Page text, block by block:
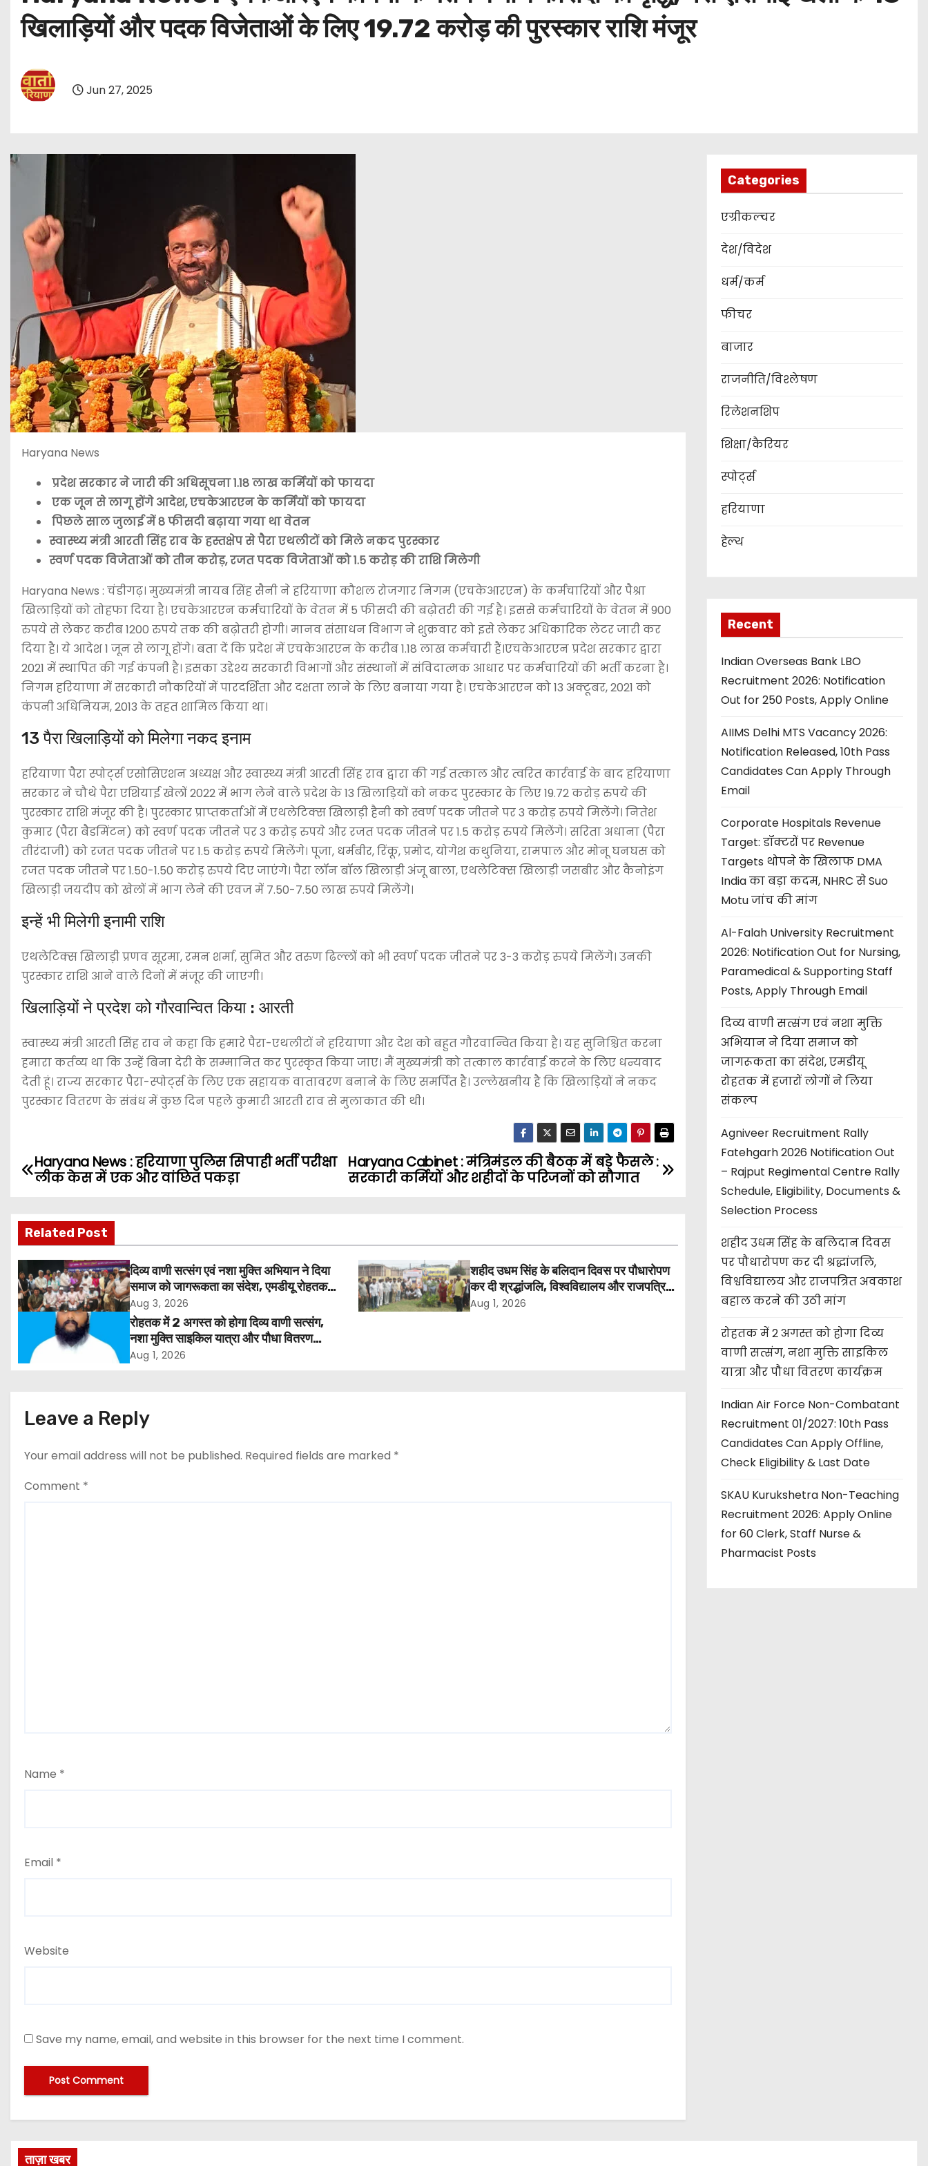
खिलाड़ियों और पदक विजेताओं के लिए 19.72 करोड़ की पुरस्कार राशि मंजूर
Jun 27, 2025
Haryana News
प्रदेश सरकार ने जारी की अधिसूचना 1.18 लाख कर्मियों को फायदा
एक जून से लागू होंगे आदेश, एचकेआरएन के कर्मियों को फायदा
पिछले साल जुलाई में 8 फीसदी बढ़ाया गया था वेतन
स्वास्थ्य मंत्री आरती सिंह राव के हस्तक्षेप से पैरा एथलीटों को मिले नकद पुरस्कार
स्वर्ण पदक विजेताओं को तीन करोड़, रजत पदक विजेताओं को 1.5 करोड़ की राशि मिलेगी
Haryana News : चंडीगढ़। मुख्यमंत्री नायब सिंह सैनी ने हरियाणा कौशल रोजगार निगम (एचकेआरएन) के कर्मचारियों और पैश्रा
खिलाड़ियों को तोहफा दिया है। एचकेआरएन कर्मचारियों के वेतन में 5 फीसदी की बढ़ोतरी की गई है। इससे कर्मचारियों के वेतन में 900
रुपये से लेकर करीब 1200 रुपये तक की बढ़ोतरी होगी। मानव संसाधन विभाग ने शुक्रवार को इसे लेकर अधिकारिक लेटर जारी कर
दिया है। ये आदेश 1 जून से लागू होंगे। बता दें कि प्रदेश में एचकेआरएन के करीब 1.18 लाख कर्मचारी हैं।एचकेआरएन प्रदेश सरकार द्वारा
2021 में स्थापित की गई कंपनी है। इसका उद्देश्य सरकारी विभागों और संस्थानों में संविदात्मक आधार पर कर्मचारियों की भर्ती करना है।
निगम हरियाणा में सरकारी नौकरियों में पारदर्शिता और दक्षता लाने के लिए बनाया गया है। एचकेआरएन को 13 अक्टूबर, 2021 को
कंपनी अधिनियम, 2013 के तहत शामिल किया था।
13 पैरा खिलाड़ियों को मिलेगा नकद इनाम
हरियाणा पैरा स्पोर्ट्स एसोसिएशन अध्यक्ष और स्वास्थ्य मंत्री आरती सिंह राव द्वारा की गई तत्काल और त्वरित कार्रवाई के बाद हरियाणा
सरकार ने चौथे पैरा एशियाई खेलों 2022 में भाग लेने वाले प्रदेश के 13 खिलाड़ियों को नकद पुरस्कार के लिए 19.72 करोड़ रुपये की
पुरस्कार राशि मंजूर की है। पुरस्कार प्राप्तकर्ताओं में एथलेटिक्स खिलाड़ी हैनी को स्वर्ण पदक जीतने पर 3 करोड़ रुपये मिलेंगे। नितेश
कुमार (पैरा बैडमिंटन) को स्वर्ण पदक जीतने पर 3 करोड़ रुपये और रजत पदक जीतने पर 1.5 करोड़ रुपये मिलेंगे। सरिता अधाना (पैरा
तीरंदाजी) को रजत पदक जीतने पर 1.5 करोड़ रुपये मिलेंगे। पूजा, धर्मबीर, रिंकू, प्रमोद, योगेश कथुनिया, रामपाल और मोनू घनघस को
रजत पदक जीतने पर 1.50-1.50 करोड़ रुपये दिए जाएंगे। पैरा लॉन बॉल खिलाड़ी अंजू बाला, एथलेटिक्स खिलाड़ी जसबीर और कैनोइंग
खिलाड़ी जयदीप को खेलों में भाग लेने की एवज में 7.50-7.50 लाख रुपये मिलेंगे।
इन्हें भी मिलेगी इनामी राशि
एथलेटिक्स खिलाड़ी प्रणव सूरमा, रमन शर्मा, सुमित और तरुण ढिल्लों को भी स्वर्ण पदक जीतने पर 3-3 करोड़ रुपये मिलेंगे। उनकी
पुरस्कार राशि आने वाले दिनों में मंजूर की जाएगी।
खिलाड़ियों ने प्रदेश को गौरवान्वित किया : आरती
स्वास्थ्य मंत्री आरती सिंह राव ने कहा कि हमारे पैरा-एथलीटों ने हरियाणा और देश को बहुत गौरवान्वित किया है। यह सुनिश्चित करना
हमारा कर्तव्य था कि उन्हें बिना देरी के सम्मानित कर पुरस्कृत किया जाए। मैं मुख्यमंत्री को तत्काल कार्रवाई करने के लिए धन्यवाद
देती हूं। राज्य सरकार पैरा-स्पोर्ट्स के लिए एक सहायक वातावरण बनाने के लिए समर्पित है। उल्लेखनीय है कि खिलाड़ियों ने नकद
पुरस्कार वितरण के संबंध में कुछ दिन पहले कुमारी आरती राव से मुलाकात की थी।
P
s
t
n
a
i
a
t
i
Haryana Cabinet : मंत्रिमंडल की बैठक में बड़े फैसले :
सरकारी कर्मियों और शहीदों के परिजनों को सौगात
Haryana News : हरियाणा पुलिस सिपाही भर्ती परीक्षा
लीक केस में एक और वांछित पकड़ा
Related Post
दिव्य वाणी सत्संग एवं नशा मुक्ति अभियान ने दिया
समाज को जागरूकता का संदेश, एमडीयू रोहतक में
हजारों लोगों ने लिया संकल्प
Aug 3, 2026
शहीद उधम सिंह के बलिदान दिवस पर पौधारोपण
कर दी श्रद्धांजलि, विश्वविद्यालय और राजपत्रित
अवकाश बहाल करने की उठी मांग
Aug 1, 2026
रोहतक में 2 अगस्त को होगा दिव्य वाणी सत्संग,
नशा मुक्ति साइकिल यात्रा और पौधा वितरण
कार्यक्रम
Aug 1, 2026
Leave a Reply
Your email address will not be published. Required fields are marked *
Comment *
Name *
Email *
Website
Save my name, email, and website in this browser for the next time I comment.
Categories
एग्रीकल्चर
देश/विदेश
धर्म/कर्म
फीचर
बाजार
राजनीति/विश्लेषण
रिलेशनशिप
शिक्षा/कैरियर
स्पोर्ट्स
हरियाणा
हेल्थ
Recent
Indian Overseas Bank LBO
Recruitment 2026: Notification
Out for 250 Posts, Apply Online
AIIMS Delhi MTS Vacancy 2026:
Notification Released, 10th Pass
Candidates Can Apply Through
Email
Corporate Hospitals Revenue
Target: डॉक्टरों पर Revenue
Targets थोपने के खिलाफ DMA
India का बड़ा कदम, NHRC से Suo
Motu जांच की मांग
Al-Falah University Recruitment
2026: Notification Out for Nursing,
Paramedical & Supporting Staff
Posts, Apply Through Email
दिव्य वाणी सत्संग एवं नशा मुक्ति
अभियान ने दिया समाज को
जागरूकता का संदेश, एमडीयू
रोहतक में हजारों लोगों ने लिया
संकल्प
Agniveer Recruitment Rally
Fatehgarh 2026 Notification Out
– Rajput Regimental Centre Rally
Schedule, Eligibility, Documents &
Selection Process
शहीद उधम सिंह के बलिदान दिवस
पर पौधारोपण कर दी श्रद्धांजलि,
विश्वविद्यालय और राजपत्रित अवकाश
बहाल करने की उठी मांग
रोहतक में 2 अगस्त को होगा दिव्य
वाणी सत्संग, नशा मुक्ति साइकिल
यात्रा और पौधा वितरण कार्यक्रम
Indian Air Force Non-Combatant
Recruitment 01/2027: 10th Pass
Candidates Can Apply Offline,
Check Eligibility & Last Date
SKAU Kurukshetra Non-Teaching
Recruitment 2026: Apply Online
for 60 Clerk, Staff Nurse &
Pharmacist Posts
ताज़ा खबर